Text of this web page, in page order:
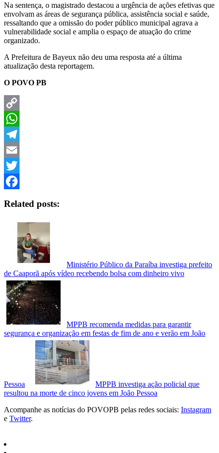
Na sentença, o magistrado destacou a urgência de ações efetivas que
envolvam as áreas de segurança pública, assistência social e saúde,
ressaltando que a omissão do poder público municipal agrava a
vulnerabilidade social e amplia o espaço de atuação do crime
organizado.
A Prefeitura de Bayeux não deu uma resposta até a última
atualização desta reportagem.
O POVO PB
Copy
Link
WhatsApp
Telegram
Email
Twitter
Related posts:
Ministério Público da Paraíba investiga prefeito
de Caaporã após vídeo recebendo bolsa com dinheiro vivo
MPPB recomenda medidas para garantir
segurança e organização em festas de fim de ano e verão em João
Pessoa
MPPB investiga ação policial que
resultou na morte de cinco jovens em João Pessoa
Acompanhe as notícias do POVOPB pelas redes sociais: Instagram
e Twitter.